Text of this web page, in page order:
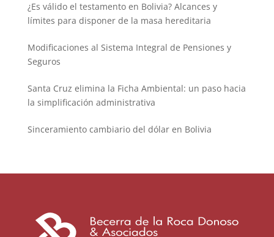
¿Es válido el testamento en Bolivia? Alcances y
límites para disponer de la masa hereditaria
Modificaciones al Sistema Integral de Pensiones y
Seguros
Santa Cruz elimina la Ficha Ambiental: un paso hacia
la simplificación administrativa
Sinceramiento cambiario del dólar en Bolivia